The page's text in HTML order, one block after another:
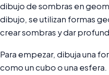
dibujo de sombras en
dibujo, se utilizan formas
crear sombras y dar
Para empezar, dibuja una
como un cubo o una